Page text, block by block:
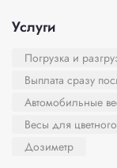
Услуги
Погрузка и
Выплата сразу
Автомобильные
Весы для
Дозиметр